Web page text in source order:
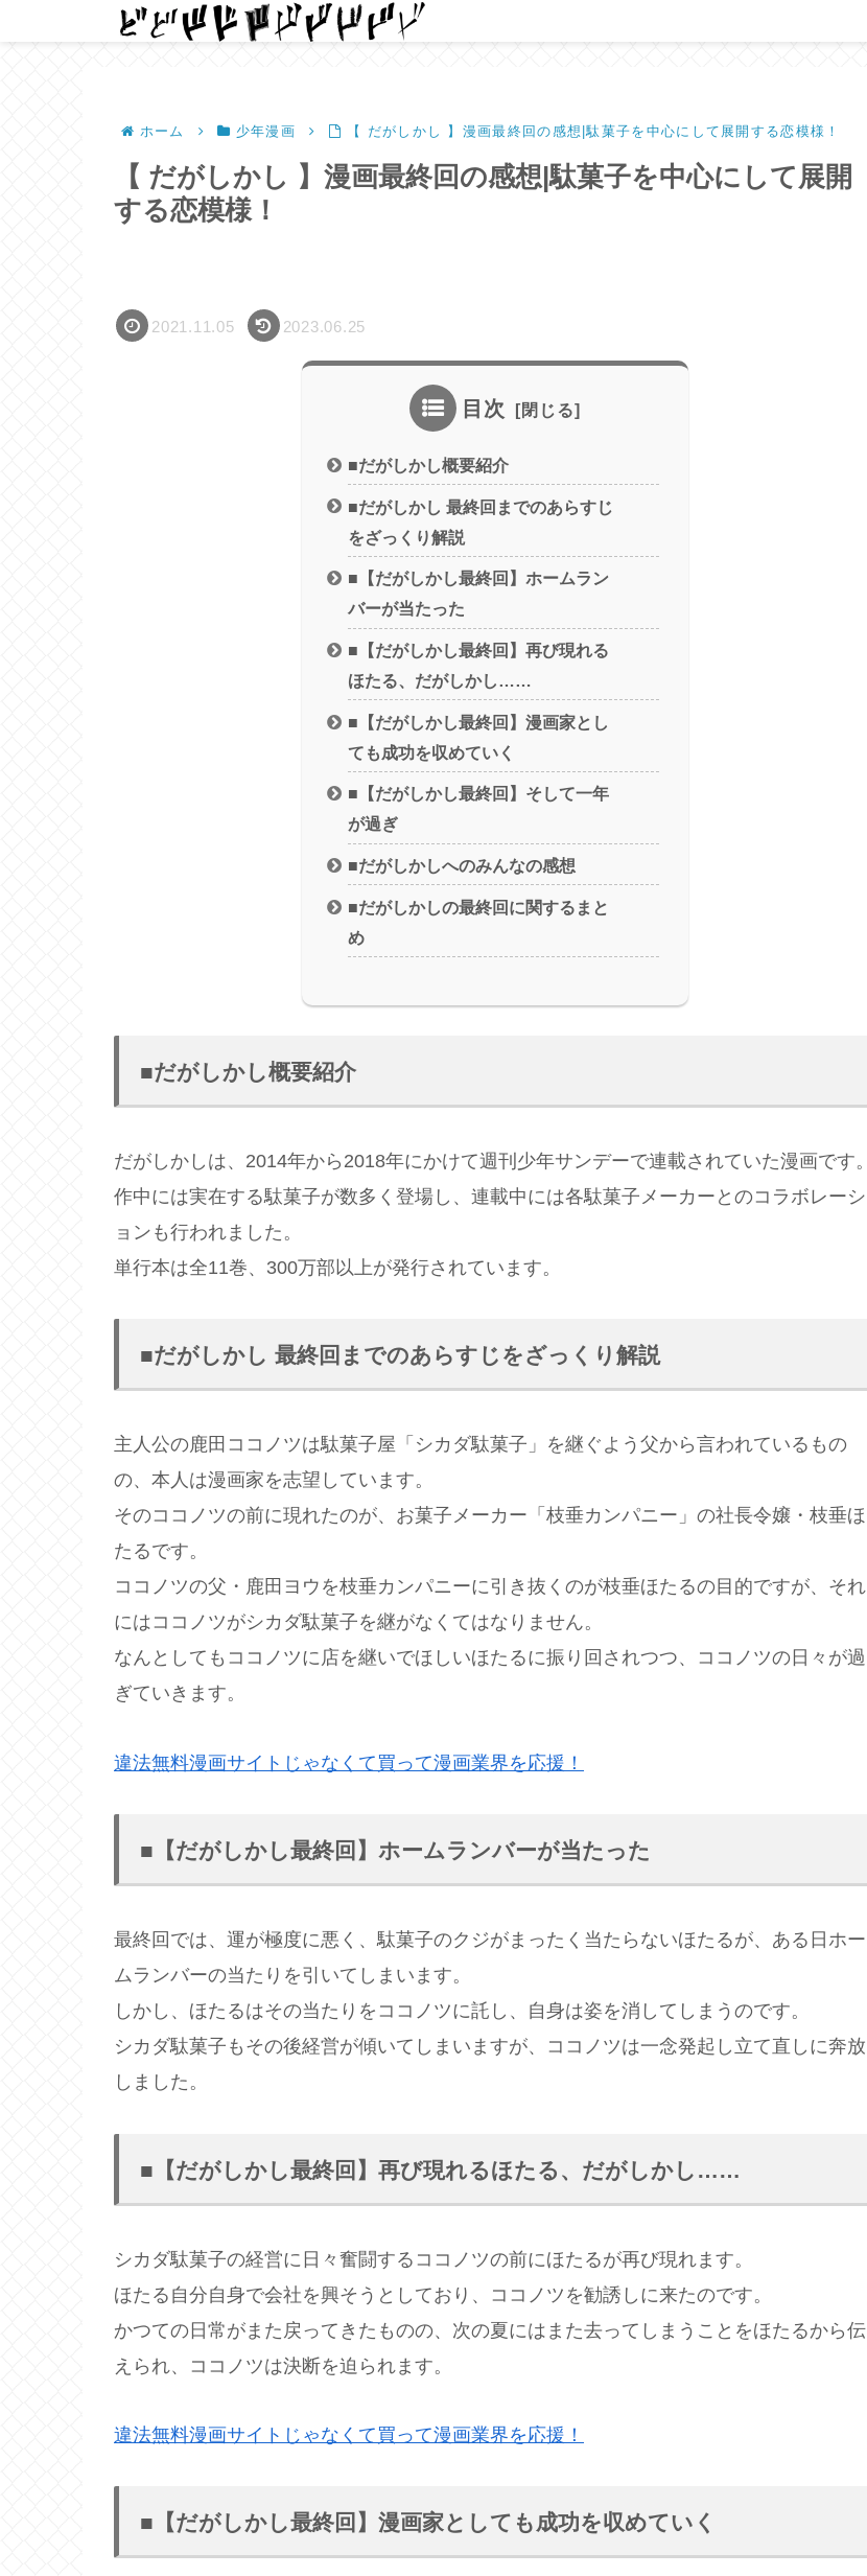
ホーム 少年漫画 【 だがしかし 】漫画最終回の感想|駄菓子を中心にして展開する恋模様！
【 だがしかし 】漫画最終回の感想|駄菓子を中心にして展開
する恋模様！
2021.11.05 2023.06.25
目次
■だがしかし概要紹介
■だがしかし 最終回までのあらすじ
をざっくり解説
■【だがしかし最終回】ホームラン
バーが当たった
■【だがしかし最終回】再び現れる
ほたる、だがしかし……
■【だがしかし最終回】漫画家とし
ても成功を収めていく
■【だがしかし最終回】そして一年
が過ぎ
■だがしかしへのみんなの感想
■だがしかしの最終回に関するまと
め
■だがしかし概要紹介
だがしかしは、2014年から2018年にかけて週刊少年サンデーで連載されていた漫画です。
作中には実在する駄菓子が数多く登場し、連載中には各駄菓子メーカーとのコラボレーシ
ョンも行われました。
単行本は全11巻、300万部以上が発行されています。
■だがしかし 最終回までのあらすじをざっくり解説
主人公の鹿田ココノツは駄菓子屋「シカダ駄菓子」を継ぐよう父から言われているもの
の、本人は漫画家を志望しています。
そのココノツの前に現れたのが、お菓子メーカー「枝垂カンパニー」の社長令嬢・枝垂ほ
たるです。
ココノツの父・鹿田ヨウを枝垂カンパニーに引き抜くのが枝垂ほたるの目的ですが、それ
にはココノツがシカダ駄菓子を継がなくてはなりません。
なんとしてもココノツに店を継いでほしいほたるに振り回されつつ、ココノツの日々が過
ぎていきます。
違法無料漫画サイトじゃなくて買って漫画業界を応援！
■【だがしかし最終回】ホームランバーが当たった
最終回では、運が極度に悪く、駄菓子のクジがまったく当たらないほたるが、ある日ホー
ムランバーの当たりを引いてしまいます。
しかし、ほたるはその当たりをココノツに託し、自身は姿を消してしまうのです。
シカダ駄菓子もその後経営が傾いてしまいますが、ココノツは一念発起し立て直しに奔放
しました。
■【だがしかし最終回】再び現れるほたる、だがしかし……
シカダ駄菓子の経営に日々奮闘するココノツの前にほたるが再び現れます。
ほたる自分自身で会社を興そうとしており、ココノツを勧誘しに来たのです。
かつての日常がまた戻ってきたものの、次の夏にはまた去ってしまうことをほたるから伝
えられ、ココノツは決断を迫られます。
違法無料漫画サイトじゃなくて買って漫画業界を応援！
■【だがしかし最終回】漫画家としても成功を収めていく